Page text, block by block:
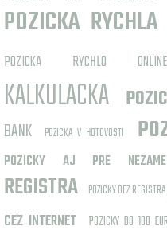
POZICKA RYCHLA
POZICKA RYCHLO ONLINE
KALKULACKA
BANK
POZICKA V HOTOVOSTI
POZICKY AJ PRE
REGISTRA
POZICKY BEZ
CEZ INTERNET
POZICKY DO 100